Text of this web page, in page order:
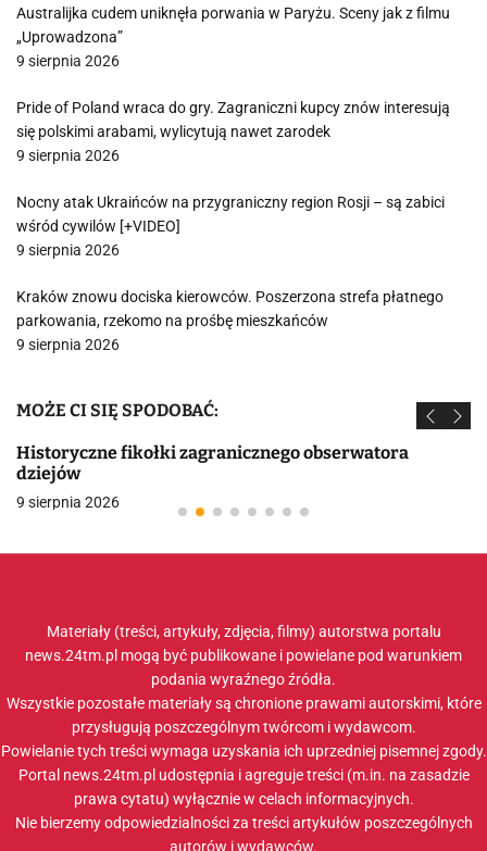
Australijka cudem uniknęła porwania w Paryżu. Sceny jak z filmu
„Uprowadzona”
9 sierpnia 2026
Pride of Poland wraca do gry. Zagraniczni kupcy znów interesują
się polskimi arabami, wylicytują nawet zarodek
9 sierpnia 2026
Nocny atak Ukraińców na przygraniczny region Rosji – są zabici
wśród cywilów [+VIDEO]
9 sierpnia 2026
Kraków znowu dociska kierowców. Poszerzona strefa płatnego
parkowania, rzekomo na prośbę mieszkańców
9 sierpnia 2026
MOŻE CI SIĘ SPODOBAĆ:
Historyczne fikołki zagranicznego obserwatora
dziejów
9 sierpnia 2026
Materiały (treści, artykuły, zdjęcia, filmy) autorstwa portalu
news.24tm.pl mogą być publikowane i powielane pod warunkiem
podania wyraźnego źródła.
Wszystkie pozostałe materiały są chronione prawami autorskimi, które
przysługują poszczególnym twórcom i wydawcom.
Powielanie tych treści wymaga uzyskania ich uprzedniej pisemnej zgody.
Portal news.24tm.pl udostępnia i agreguje treści (m.in. na zasadzie
prawa cytatu) wyłącznie w celach informacyjnych.
Nie bierzemy odpowiedzialności za treści artykułów poszczególnych
autorów i wydawców.